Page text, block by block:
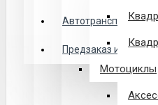
Автотранспорт
Предзаказ из Китая
0 товар(ов) - 0 р.
Мотоциклы